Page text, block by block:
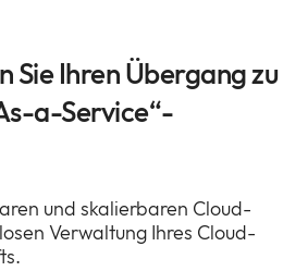
Sie Ihren Übergang zu
a-Service“-
und skalierbaren Cloud-
Verwaltung Ihres Cloud-